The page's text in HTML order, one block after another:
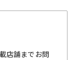
店舗までお問